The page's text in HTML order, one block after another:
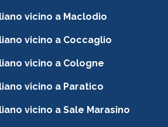
vicino a Maclodio
vicino a Coccaglio
vicino a Cologne
vicino a Paratico
vicino a Sale Marasino